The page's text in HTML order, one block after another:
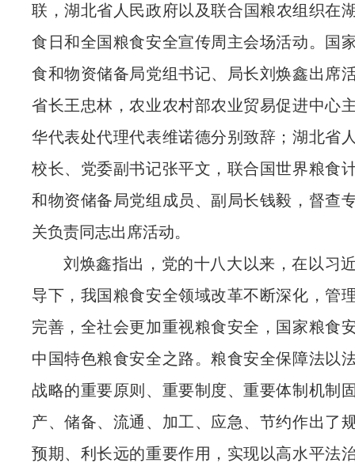
联，湖北省人民政府以及联合国粮农组织在
食日和全国粮食安全宣传周主会场活动。国
食和物资储备局党组书记、局长刘焕鑫出席
省长王忠林，农业农村部农业贸易促进中心
华代表处代理代表维诺德分别致辞；湖北省
校长、党委副书记张平文，联合国世界粮食
和物资储备局党组成员、副局长钱毅，督查
关负责同志出席活动。
刘焕鑫指出，党的十八大以来，在以习
导下，我国粮食安全领域改革不断深化，管
完善，全社会更加重视粮食安全，国家粮食
中国特色粮食安全之路。粮食安全保障法以
战略的重要原则、重要制度、重要体制机制
产、储备、流通、加工、应急、节约作出了
预期、利长远的重要作用，实现以高水平法